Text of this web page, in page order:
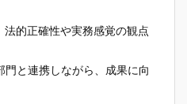
的正確性や実務感覚の観点
と連携しながら、成果に向